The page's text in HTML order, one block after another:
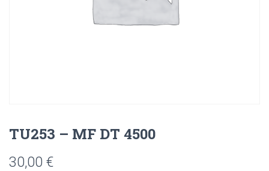
TU253 – MF DT 4500
30,00 €